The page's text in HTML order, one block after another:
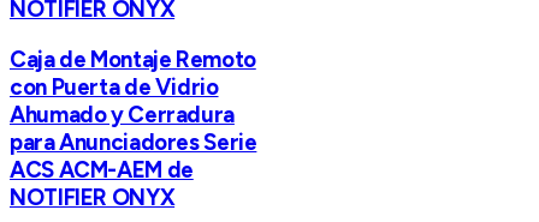
NOTIFIER ONYX
Caja de Montaje Remoto
con Puerta de Vidrio
Ahumado y Cerradura
para Anunciadores Serie
ACS ACM-AEM de
NOTIFIER ONYX